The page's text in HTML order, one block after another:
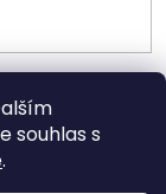
souhlas s
.